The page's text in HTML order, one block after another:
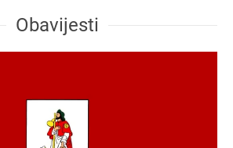
Obavijesti